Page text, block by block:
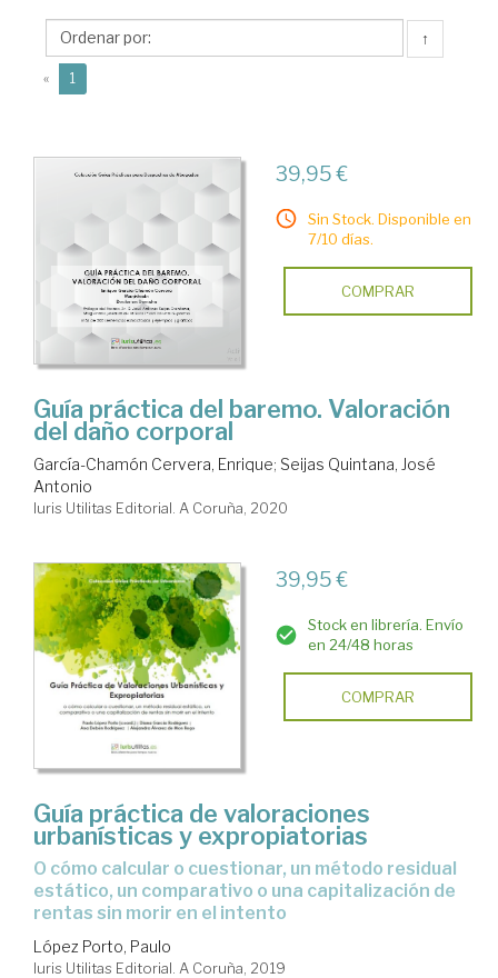
Iuris
Utilitas
Editorial
↑
« 1
39,95 €
Sin Stock. Disponible en
7/10 días.
COMPRAR
Guía práctica del baremo. Valoración
del daño corporal
García-Chamón Cervera, Enrique; Seijas Quintana, José
Antonio
Iuris Utilitas Editorial. A Coruña, 2020
39,95 €
Stock en librería. Envío
en 24/48 horas
COMPRAR
Guía práctica de valoraciones
urbanísticas y expropiatorias
o cómo calcular o cuestionar, un método residual
estático, un comparativo o una capitalización de
rentas sin morir en el intento
López Porto, Paulo
Iuris Utilitas Editorial. A Coruña, 2019